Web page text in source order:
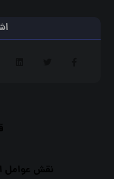
نقش عوامل